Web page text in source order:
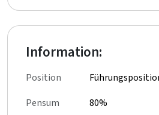
Information:
Position
Pensum
80%